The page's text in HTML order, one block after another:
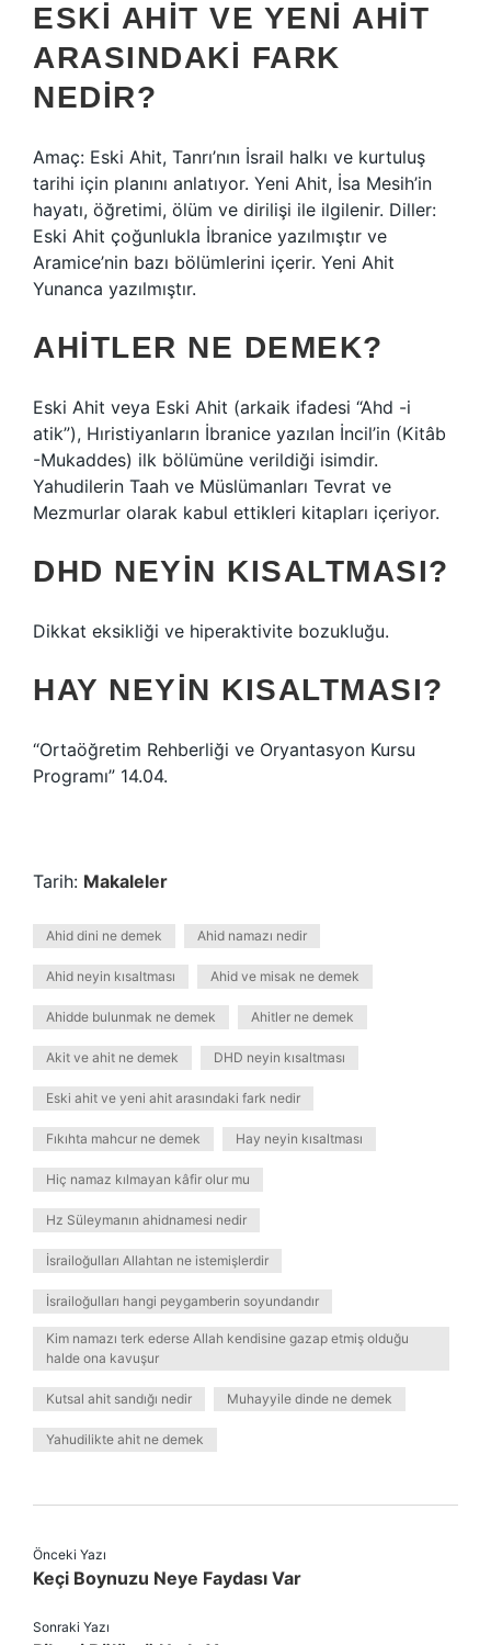
ESKI AHIT VE YENI AHIT
ARASINDAKI FARK
NEDIR?
Amaç: Eski Ahit, Tanrı’nın İsrail halkı ve kurtuluş
tarihi için planını anlatıyor. Yeni Ahit, İsa Mesih’in
hayatı, öğretimi, ölüm ve dirilişi ile ilgilenir. Diller:
Eski Ahit çoğunlukla İbranice yazılmıştır ve
Aramice’nin bazı bölümlerini içerir. Yeni Ahit
Yunanca yazılmıştır.
AHITLER NE DEMEK?
Eski Ahit veya Eski Ahit (arkaik ifadesi “Ahd -i
atik”), Hıristiyanların İbranice yazılan İncil’in (Kitâb
-Mukaddes) ilk bölümüne verildiği isimdir.
Yahudilerin Taah ve Müslümanları Tevrat ve
Mezmurlar olarak kabul ettikleri kitapları içeriyor.
DHD NEYIN KISALTMASI?
Dikkat eksikliği ve hiperaktivite bozukluğu.
HAY NEYIN KISALTMASI?
“Ortaöğretim Rehberliği ve Oryantasyon Kursu
Programı” 14.04.
Tarih: Makaleler
Ahid dini ne demek Ahid namazı nedir
Ahid neyin kısaltması Ahid ve misak ne demek
Ahidde bulunmak ne demek Ahitler ne demek
Akit ve ahit ne demek DHD neyin kısaltması
Eski ahit ve yeni ahit arasındaki fark nedir
Fıkıhta mahcur ne demek Hay neyin kısaltması
Hiç namaz kılmayan kâfir olur mu
Hz Süleymanın ahidnamesi nedir
İsrailoğulları Allahtan ne istemişlerdir
İsrailoğulları hangi peygamberin soyundandır
Kim namazı terk ederse Allah kendisine gazap etmiş olduğu
halde ona kavuşur
Kutsal ahit sandığı nedir Muhayyile dinde ne demek
Yahudilikte ahit ne demek
Önceki Yazı
Keçi Boynuzu Neye Faydası Var
Sonraki Yazı